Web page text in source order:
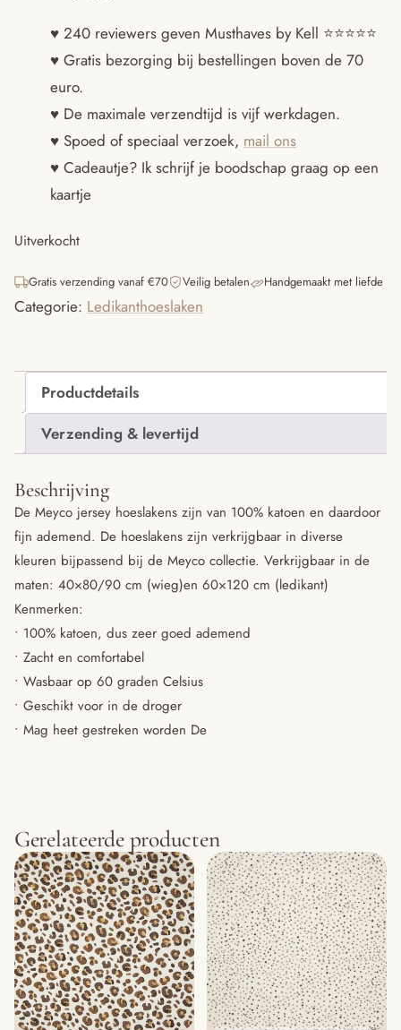
prijs
was:
€8.95.
prijs
is:
€5.95.
♥ 240 reviewers geven Musthaves by Kell ⭐️⭐️⭐️⭐️⭐️
♥ Gratis bezorging bij bestellingen boven de 70
euro.
♥ De maximale verzendtijd is vijf werkdagen.
♥ Spoed of speciaal verzoek, mail ons
♥ Cadeautje? Ik schrijf je boodschap graag op een
kaartje
Uitverkocht
Gratis verzending vanaf €70 Veilig betalen Handgemaakt met liefde
Categorie: Ledikanthoeslaken
Productdetails
Verzending & levertijd
Beschrijving
De Meyco jersey hoeslakens zijn van 100% katoen en daardoor
fijn ademend. De hoeslakens zijn verkrijgbaar in diverse
kleuren bijpassend bij de Meyco collectie. Verkrijgbaar in de
maten: 40×80/90 cm (wieg)en 60×120 cm (ledikant)
Kenmerken:
• 100% katoen, dus zeer goed ademend
• Zacht en comfortabel
• Wasbaar op 60 graden Celsius
• Geschikt voor in de droger
• Mag heet gestreken worden De
Gerelateerde producten